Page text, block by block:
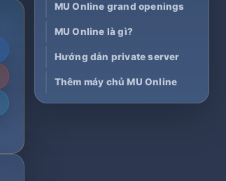
MU Online grand openings
MU Online là gì?
Hướng dẫn private server
Thêm máy chủ MU Online